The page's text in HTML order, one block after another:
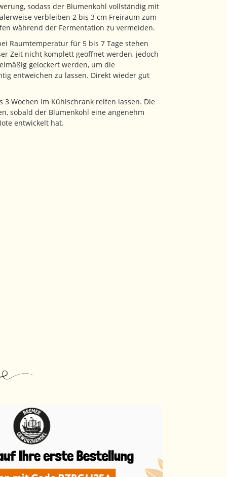
sodass der Blumenkohl vollständig mit
verbleiben 2 bis 3 cm Freiraum zum
während der Fermentation zu vermeiden.
Raumtemperatur für 5 bis 7 Tage stehen
Zeit nicht komplett geöffnet werden, jedoch
gelockert werden, um die
entweichen zu lassen. Direkt wieder gut
Wochen im Kühlschrank reifen lassen. Die
sobald der Blumenkohl eine angenehm
entwickelt hat.